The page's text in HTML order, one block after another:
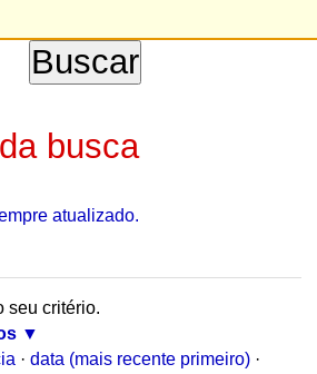
busca
atualizado.
seu critério.
· data (mais recente primeiro) ·